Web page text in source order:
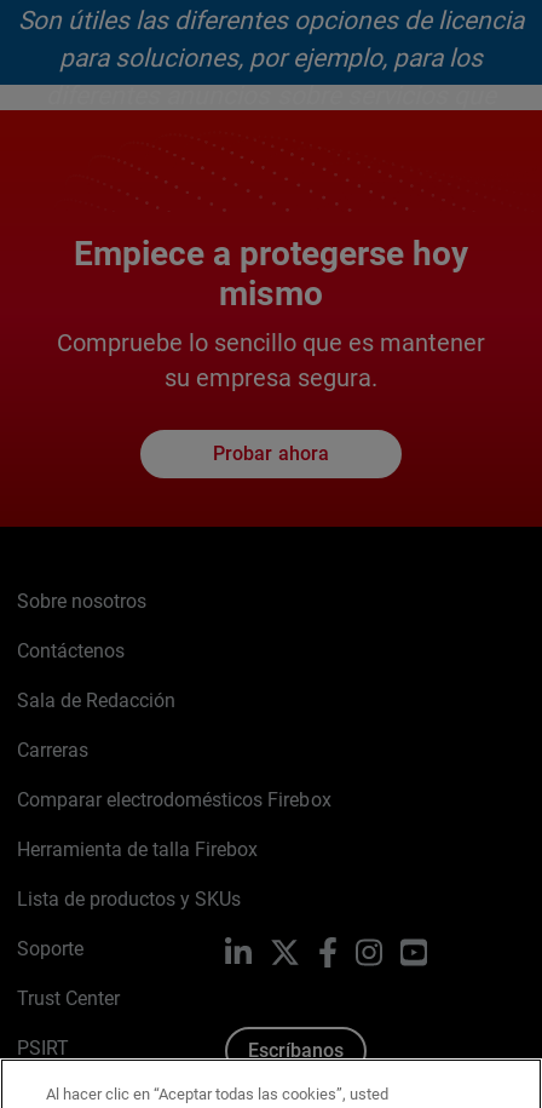
Son útiles las diferentes opciones de licencia
para soluciones, por ejemplo, para los
los escaneos botnet, IPS, Gateway a/v, etc."
Mike Broseus, Gerente de TI
Lea el artículo completo >
Empiece a protegerse hoy
mismo
Compruebe lo sencillo que es mantener
su empresa segura.
Probar ahora
Sobre nosotros
Contáctenos
Sala de Redacción
Carreras
Comparar electrodomésticos Firebox
Herramienta de talla Firebox
Lista de productos y SKUs
Soporte
Trust Center
PSIRT
Política de cookies
LinkedIn FacebookInstagramYouTube
Escríbanos
Al hacer clic en “Aceptar todas las cookies”, usted